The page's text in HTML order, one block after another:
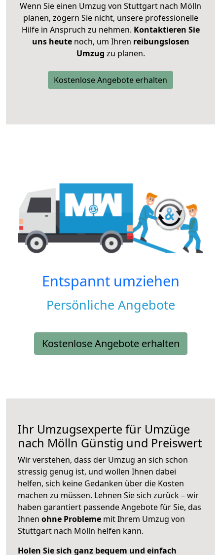
Wenn Sie einen Umzug von Stuttgart nach Mölln
planen, zögern Sie nicht, unsere professionelle
Hilfe in Anspruch zu nehmen. Kontaktieren Sie
uns heutenoch, um Ihren reibungslosen
Umzug zu planen.
Kostenlose Angebote erhalten
Entspannt umziehen
Persönliche Angebote
Kostenlose Angebote erhalten
Ihr Umzugsexperte für Umzüge
nach Mölln Günstig und Preiswert
Wir verstehen, dass der Umzug an sich schon
stressig genug ist, und wollen Ihnen dabei
helfen, sich keine Gedanken über die Kosten
machen zu müssen. Lehnen Sie sich zurück – wir
haben garantiert passende Angebote für Sie, das
Ihnen ohne Probleme mit Ihrem Umzug von
Stuttgart nach Mölln helfen kann.
Holen Sie sich ganz bequem und einfach